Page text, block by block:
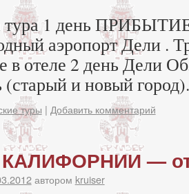
тура 1 день
аэропорт Дели .
в отеле 2 день Дели
и новый
туры | Добавить комментарий
— от
автором kruiser